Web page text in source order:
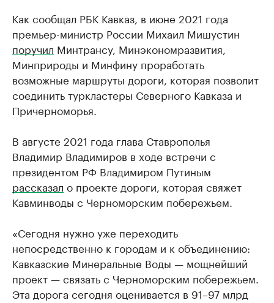
Как сообщал РБК Кавказ, в июне 2021 года
премьер-министр России Михаил Мишустин
поручил Минтрансу, Минэкономразвития,
Минприроды и Минфину проработать
возможные маршруты дороги, которая позволит
соединить туркластеры Северного Кавказа и
Причерноморья.
В августе 2021 года глава Ставрополья
Владимир Владимиров в ходе встречи с
президентом РФ Владимиром Путиным
рассказал о проекте дороги, которая свяжет
Кавминводы с Черноморским побережьем.
«Сегодня нужно уже переходить
непосредственно к городам и к объединению:
Кавказские Минеральные Воды — мощнейший
проект — связать с Черноморским побережьем.
Эта дорога сегодня оценивается в 91–97 млрд